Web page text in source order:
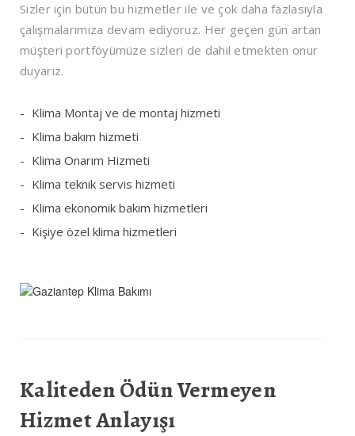
Sizler için bütün bu hizmetler ile ve çok daha fazlasıyla
çalışmalarımıza devam ediyoruz. Her geçen gün artan
müşteri portföyümüze sizleri de dahil etmekten onur
duyarız.
Klima Montaj ve de montaj hizmeti
Klima bakım hizmeti
Klima Onarım Hizmeti
Klima teknik servis hizmeti
Klima ekonomik bakım hizmetleri
Kişiye özel klima hizmetleri
Kaliteden Ödün Vermeyen
Hizmet Anlayışı